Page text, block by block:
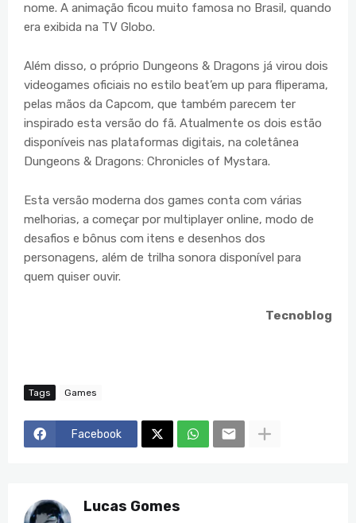
nome. A animação ficou muito famosa no Brasil, quando
era exibida na TV Globo.
Além disso, o próprio Dungeons & Dragons já virou dois
videogames oficiais no estilo beat’em up para fliperama,
pelas mãos da Capcom, que também parecem ter
inspirado esta versão do fã. Atualmente os dois estão
disponíveis nas plataformas digitais, na coletânea
Dungeons & Dragons: Chronicles of Mystara.
Esta versão moderna dos games conta com várias
melhorias, a começar por multiplayer online, modo de
desafios e bônus com itens e desenhos dos
personagens, além de trilha sonora disponível para
quem quiser ouvir.
Tecnoblog
Tags Games
Facebook
Lucas Gomes